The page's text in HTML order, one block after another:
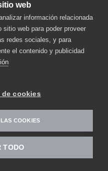
web
información relacionada
web para poder proveer
redes sociales, y para
el contenido y publicidad
cookies
COOKIES
TODO